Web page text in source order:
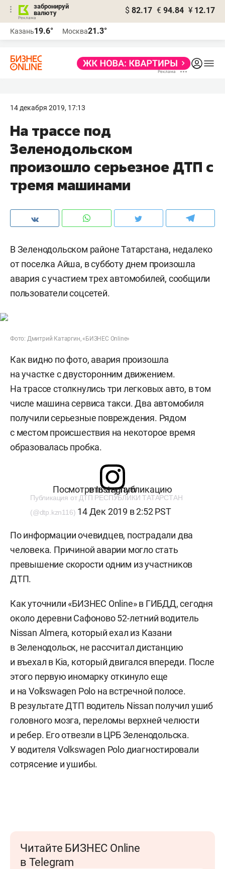
забронируй
валюту
$ 82.17 € 94.84 ¥ 12.17
Казань19.6° Москва21.3°
14 декабря 2019, 17:13
На трассе под
Зеленодольском
произошло серьезное ДТП с
тремя машинами
В Зеленодольском районе Татарстана, недалеко
от поселка Айша, в субботу днем произошла
авария с участием трех автомобилей, сообщили
пользователи соцсетей.
Фото: Дмитрий Катаргин, «БИЗНЕС Online»
Как видно по фото, авария произошла
на участке с двусторонним движением.
На трассе столкнулись три легковых авто, в том
числе машина сервиса такси. Два автомобиля
получили серьезные повреждения. Рядом
с местом происшествия на некоторое время
образовалась пробка.
Посмотреть эту публикацию в Instagram
Публикация от ДТП РЕСПУБЛИКИ ТАТАРСТАН
(@dtp.kzn116) 14 Дек 2019 в 2:52 PST
По информации очевидцев, пострадали два
человека. Причиной аварии могло стать
превышение скорости одним из участников
ДТП.
Как уточнили «БИЗНЕС Online» в ГИБДД, сегодня
около деревни Сафоново 52-летний водитель
Nissan Almera, который ехал из Казани
в Зеленодольск, не рассчитал дистанцию
и въехал в Kia, который двигался впереди. После
этого первую иномарку откинуло еще
и на Volkswagen Polo на встречной полосе.
В результате ДТП водитель Nissan получил ушиб
головного мозга, переломы верхней челюсти
и ребер. Его отвезли в ЦРБ Зеленодольска.
У водителя Volkswagen Polo диагностировали
сотрясение и ушибы.
Читайте БИЗНЕС Online
в Telegram